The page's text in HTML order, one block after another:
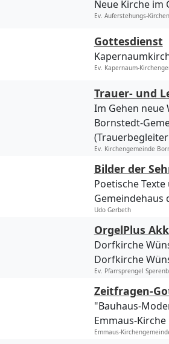
Neue Kirche im
Ev. Auferstehungs-
Gottesdienst
Ev. Kapernaum-
Trauer- und
Im Gehen neue
Bornstedt-
Ev. Kirchengemeinde
Bilder der
Poetische
Gemeindehaus
Udo Gerbeth
OrgelPlus
Dorfkirche
Dorfkirche
Ev. Pfarrsprengel
Zeitfragen-
"Bauhaus-
Emmaus-Kirche
Emmaus-